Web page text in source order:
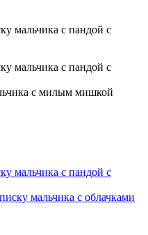
с милым мишкой
мальчика с облачками